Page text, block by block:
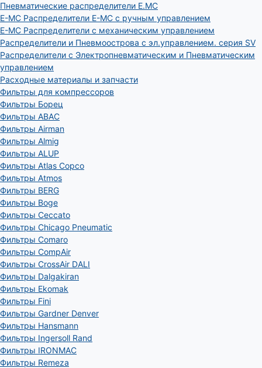
Пневматические распределители E.MC
E-MC Распределители E-MC с ручным управлением
E-MC Распределители с механическим управлением
Распределители и Пневмоострова с эл.управлением. серия SV
Распределители с Электропневматическим и Пневматическим
управлением
Расходные материалы и запчасти
Фильтры для компрессоров
Фильтры Борец
Фильтры ABAC
Фильтры Airman
Фильтры Almig
Фильтры ALUP
Фильтры Atlas Copco
Фильтры Atmos
Фильтры BERG
Фильтры Boge
Фильтры Ceccato
Фильтры Chicago Pneumatic
Фильтры Comaro
Фильтры CompAir
Фильтры CrossAir DALI
Фильтры Dalgakiran
Фильтры Ekomak
Фильтры Fini
Фильтры Gardner Denver
Фильтры Hansmann
Фильтры Ingersoll Rand
Фильтры IRONMAC
Фильтры Remeza